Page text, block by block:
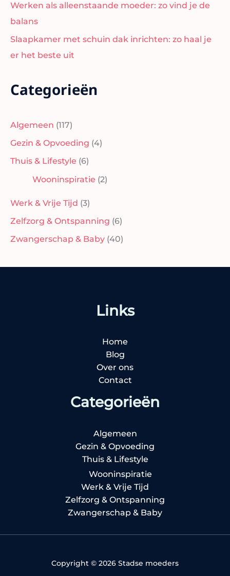
Werken als alleenstaande moeder: zo vind je de
balans
Slaapkamer met schuin dak inrichten: zo haal je
er het beste uit
Categorieën
Algemeen (117)
Gezin & Opvoeding (4)
Thuis & Lifestyle (6)
Wooninspiratie (2)
Werk & Vrije Tijd (3)
Zelfzorg & Ontspanning (6)
Zwangerschap & Baby (40)
Links
Home
Blog
Over ons
Contact
Categorieën
Algemeen
Gezin & Opvoeding
Thuis & Lifestyle
Wooninspiratie
Werk & Vrije Tijd
Zelfzorg & Ontspanning
Zwangerschap & Baby
Copyright © 2026 Stadse moeders